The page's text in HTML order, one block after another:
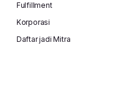
Fulfillment
Korporasi
Daftar jadi Mitra